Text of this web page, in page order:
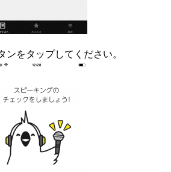
ンをタップしてください。